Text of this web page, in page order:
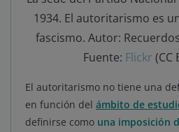
1934. El autoritarismo es
fascismo. Autor:
Fuente: Flickr (CC
El autoritarismo no tiene una
en función del ámbito de
definirse como una imposición